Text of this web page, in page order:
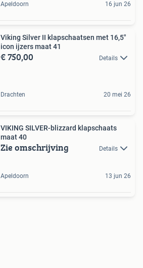
Apeldoorn 16 jun 26
Viking Silver II klapschaatsen met 16,5"
icon ijzers maat 41
€ 750,00 Details
Drachten 20 mei 26
VIKING SILVER-blizzard klapschaats
maat 40
Zie omschrijving Details
Apeldoorn 13 jun 26